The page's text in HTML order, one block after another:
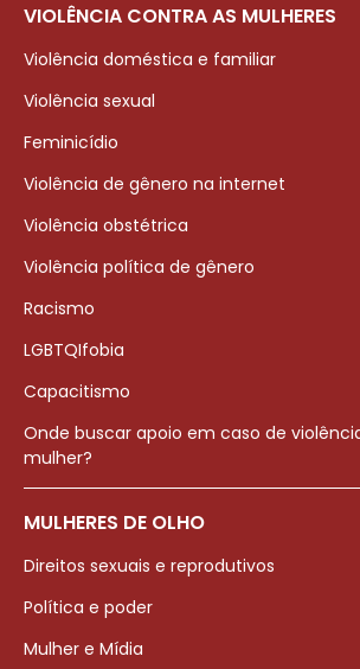
VIOLÊNCIA CONTRA AS MULHERES
Violência doméstica e familiar
Violência sexual
Feminicídio
Violência de gênero na internet
Violência obstétrica
Violência política de gênero
Racismo
LGBTQIfobia
Capacitismo
Onde buscar apoio em caso de
mulher?
MULHERES DE OLHO
Direitos sexuais e reprodutivos
Política e poder
Mulher e Mídia